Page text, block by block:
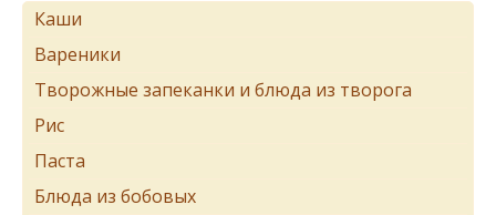
Каши
Вареники
Творожные запеканки и блюда из творога
Рис
Паста
Блюда из бобовых